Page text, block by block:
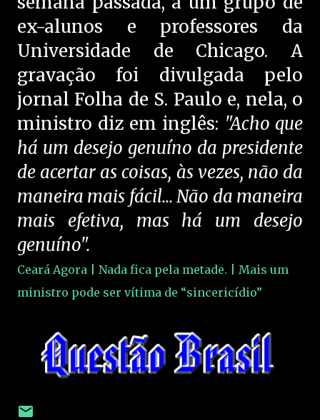
ex-alunos e professores da
Universidade de Chicago. A
gravação foi divulgada pelo
jornal Folha de S. Paulo e, nela, o
ministro diz em inglês: "Acho que
há um desejo genuíno da presidente
de acertar as coisas, às vezes, não da
maneira mais fácil... Não da maneira
mais efetiva, mas há um desejo
genuíno".
Ceará Agora | Nada fica pela metade. | Mais um
ministro pode ser vítima de “sincericídio”